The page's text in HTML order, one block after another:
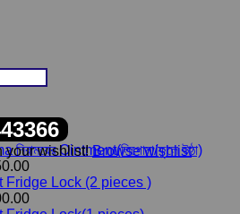
নিরাময়ের Ointment(লিপোমা/ফুলে উঠা)
Fridge Lock (2 pieces )
your wishlist!Browse wishlist